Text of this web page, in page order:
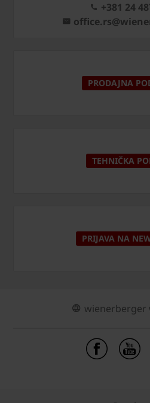
+381 24
PRODAJNA
TEHNIČKA
PRIJAVA NA
wienerberger